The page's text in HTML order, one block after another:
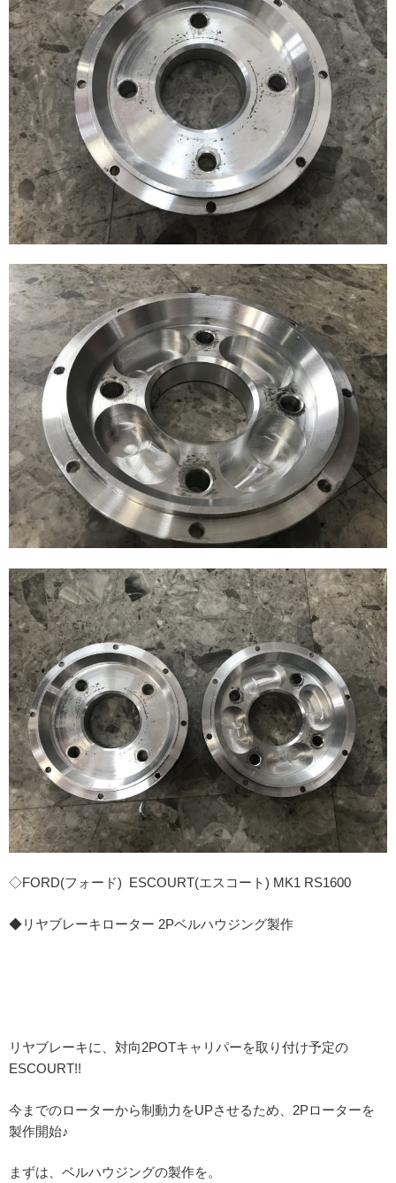
◇FORD(フォード) ESCOURT(エスコート) MK1 RS1600
◆リヤブレーキローター 2Pベルハウジング製作
リヤブレーキに、対向2POTキャリパーを取り付け予定の
ESCOURT!!
今までのローターから制動力をUPさせるため、2Pローターを
製作開始♪
まずは、ベルハウジングの製作を。